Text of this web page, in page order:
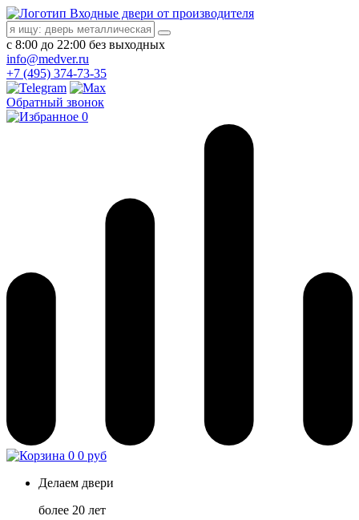
Входные двери от производителя
с 8:00 до 22:00 без выходных
info@medver.ru
+7 (495) 374-73-35
Обратный звонок
0
0 0 руб
Делаем двери
более 20 лет